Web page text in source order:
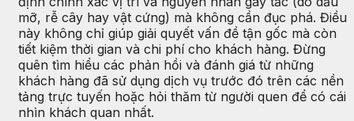
mỡ, rễ cây hay vật cứng) mà không cần đục phá. Điều
này không chỉ giúp giải quyết vấn đề tận gốc mà còn
tiết kiệm thời gian và chi phí cho khách hàng. Đừng
quên tìm hiểu các phản hồi và đánh giá từ những
khách hàng đã sử dụng dịch vụ trước đó trên các nền
tảng trực tuyến hoặc hỏi thăm từ người quen để có cái
nhìn khách quan nhất.